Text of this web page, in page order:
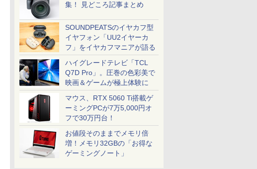
集！ 見どころ記事まとめ
SOUNDPEATSのイヤカフ型
イヤフォン「UU2イヤーカ
フ」をイヤカフマニアが語る
ハイグレードテレビ「TCL
Q7D Pro」。圧巻の色彩美で
映画＆ゲームが極上体験に
マウス、RTX 5060 Ti搭載ゲ
ーミングPCが7万5,000円オ
フで30万円台！
お値段そのままでメモリ倍
増！メモリ32GBの「お得な
ゲーミングノート」
【8/4-11クーポン配布セール】 1/21新発売 ゲーミングノ
ートパソコン RTX 3050 Ryzen 7 170 メモリ 16GB SSD
512GB 15.6インチ 144Hz Webカメラ WiFi LAN
Windows11 日本語キーボード PC ASUS TUF Gaming
A15 FA506NCQ-R7R3050WPS
￥159,800
7
型/Windows11/Office/Core i5 1335U/メモリ
256GB/DVD)ファインシルバー Note A スタン
トPC FMVA53K3SA
【期間限定P15倍+最大10%OFFクーポ
ン】 【3年保証】HP ELITEDESK 800
G6 DM SSD256GB メモリ16GB Core
i3 Windows 11 Pro 中古 アウトレット
返品 送料無料 中古デスクトップパソ
2
【ポイント2倍&1500円オフ】【マウス
＋キーボード付属】デスクトップパソ
コン 中古 パソコン Microsoft Office付
き ストレージ 最大1TB メモリ32GB
Corei5 第8世代 HP Prodesk 400 G5
￥34,800
【再生品】 MAXZEN
MGM27CH01-Q180-
WH ホワイト [27型 液
晶ディスプレイ] 【ア
ウトレット】
7
【100Hz/3年保証】液
晶モニター 23.8インチ
HP Series 3 Pro 324pv
VAモニター リフレッ
シュレート 100Hz 3年
￥12,980
8
液晶ディスプレイ(23.8
型/IPS/FullHD
1920×1080/75Hz/4ms)
(ブラック) 241S9A/11
￥13,980
別冊判例タイムズ 39号
民事交通訴訟における
過失相殺率の認定基準
〔全訂6版〕
7
名言セラピー復刊セッ
ト5点（ブックカバー付
き） [ ひすいこたろう ]
￥11,000
8
祝福を！(23) 【電子書
籍】[ 渡 真仁 ]
￥924